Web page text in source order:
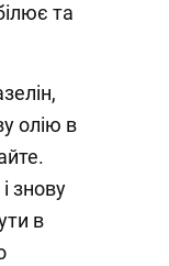
та
олію в
знову
в